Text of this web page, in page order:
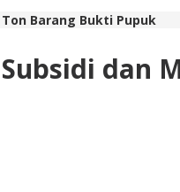
Barang Bukti Pupuk
dan